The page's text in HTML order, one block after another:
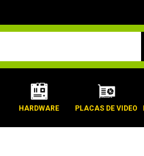
HARDWARE PLACAS DE VIDEO